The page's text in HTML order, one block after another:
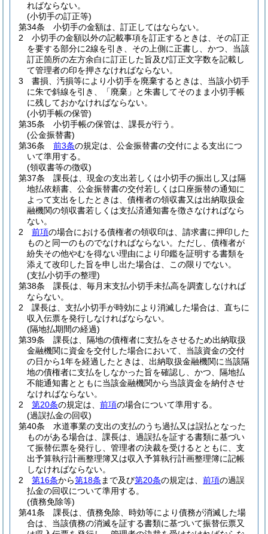
ればならない。
(小切手の訂正等)
第34条
小切手の金額は、訂正してはならない。
2
小切手の金額以外の記載事項を訂正するときは、その訂正
を要する部分に2線を引き、その上側に正書し、かつ、当該
訂正箇所の左方余白に訂正した旨及び訂正文字数を記載し
て管理者の印を押さなければならない。
3
書損、汚損等により小切手を廃棄するときは、当該小切手
に朱で斜線を引き、「廃棄」と朱書してそのまま小切手帳
に残しておかなければならない。
(小切手帳の保管)
第35条
小切手帳の保管は、課長が行う。
(公金振替書)
第36条
前3条の規定は、公金振替書の交付による支出につ
いて準用する。
(領収書等の徴収)
第37条
課長は、現金の支出若しくは小切手の振出し又は隔
地払依頼書、公金振替書の交付若しくは口座振替の通知に
よって支出をしたときは、債権者の領収書又は出納取扱金
融機関の領収書若しくは支払済通知書を徴さなければなら
ない。
2
前項の場合における債権者の領収印は、請求書に押印した
ものと同一のものでなければならない。 ただし、債権者が
紛失その他やむを得ない理由により印鑑を証明する書類を
添えて改印した旨を申し出た場合は、この限りでない。
(支払小切手の整理)
第38条
課長は、毎月末支払小切手未払高を調査しなければ
ならない。
2
課長は、支払小切手が時効により消滅した場合は、直ちに
収入伝票を発行しなければならない。
(隔地払期間の経過)
第39条
課長は、隔地の債権者に支払をさせるため出納取扱
金融機関に資金を交付した場合において、当該資金の交付
の日から1年を経過したときは、出納取扱金融機関に当該隔
地の債権者に支払をしなかった旨を確認し、かつ、隔地払
不能通知書とともに当該金融機関から当該資金を納付させ
なければならない。
2
第20条の規定は、 前項の場合について準用する。
(過誤払金の回収)
第40条
水道事業の支出の支払のうち過払又は誤払となった
ものがある場合は、課長は、過誤払を証する書類に基づい
て振替伝票を発行し、管理者の決裁を受けるとともに、支
出予算執行計画整理簿又は収入予算執行計画整理簿に記帳
しなければならない。
2
第16条から第18条 まで及び第20条の規定は、 前項の過誤
払金の回収について準用する。
(債務免除等)
第41条
課長は、債務免除、時効等により債務が消滅した場
合は、当該債務の消滅を証する書類に基づいて振替伝票又